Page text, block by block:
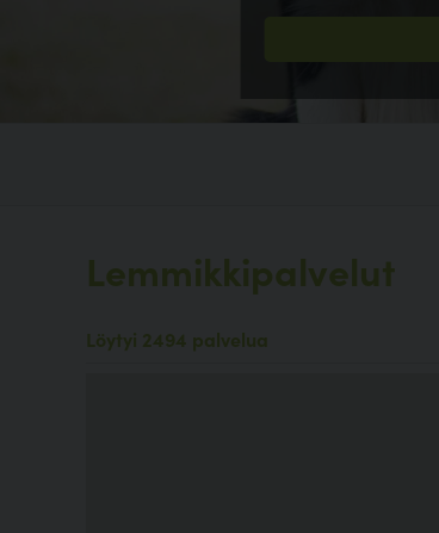
Lemmikkipalvelut
Löytyi 2494 palvelua